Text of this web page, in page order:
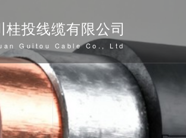
桂投线缆有限公司
Guitou Cable Co., Ltd